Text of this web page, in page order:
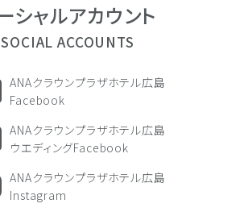
シャルアカウント
SOCIAL ACCOUNTS
ANAクラウンプラザホテル広島
Facebook
ANAクラウンプラザホテル広島
ウエディングFacebook
ANAクラウンプラザホテル広島
Instagram